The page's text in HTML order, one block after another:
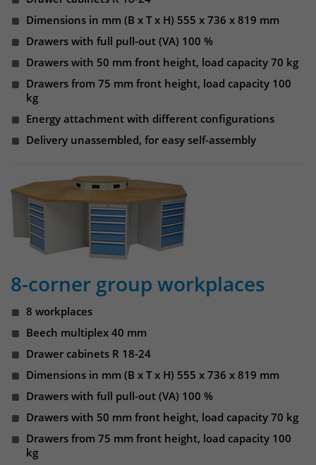
Dimensions in mm (B x T x H) 555 x 736 x 819 mm
Drawers with full pull-out (VA) 100 %
Drawers with 50 mm front height, load capacity 70 kg
Drawers from 75 mm front height, load capacity 100
kg
Energy attachment with different configurations
Delivery unassembled, for easy self-assembly
8-corner group workplaces
8 workplaces
Beech multiplex 40 mm
Drawer cabinets R 18-24
Dimensions in mm (B x T x H) 555 x 736 x 819 mm
Drawers with full pull-out (VA) 100 %
Drawers with 50 mm front height, load capacity 70 kg
Drawers from 75 mm front height, load capacity 100
kg
TYPO3
Laufzeit 1 Jahr
Zweck
Enthält die gewählten Tracking-Optin-
Websitebesucher für die Dauer des
Besuchs der Webseite zu identifizieren.
Name _pk_id
Anbieter
Laufzeit
Das Cookie wird verwendet, um
Besucher-, Sitzungs- und
Kampagnendaten zu berechnen und
die Nutzung der Website für den
Analysebericht der Website zu
verfolgen. Die Cookies speichern
eine randoly generierte Nummer zu,
auf unserem Server gespeichert und
sind damit externen Unternehmen
Name _pk_ref
Anbieter Matomo